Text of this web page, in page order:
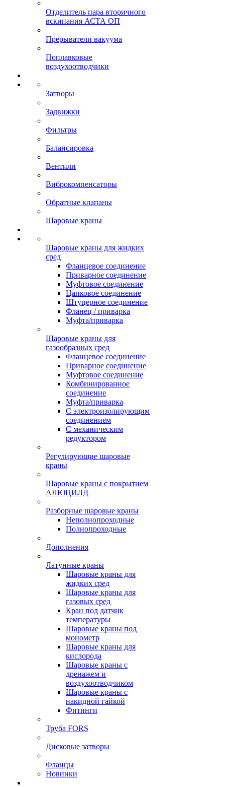
Отделитель пара вторичного
вскипания АСТА ОП
Прерыватели вакуума
Поплавковые
воздухоотводчики
Затворы
Задвижки
Фильтры
Балансировка
Вентили
Виброкомпенсаторы
Обратные клапаны
Шаровые краны
Шаровые краны для жидких
сред
Фланцевое соединение
Приварное соединение
Муфтовое соединение
Цапковое соединение
Штуцерное соединение
Фланец / приварка
Муфта/приварка
Шаровые краны для
газообразных сред
Фланцевое соединение
Приварное соединение
Муфтовое соединение
Комбинированное
соединение
Муфта/приварка
С электроизолирующим
соединением
С механическим
редуктором
Регулирующие шаровые
краны
Шаровые краны с покрытием
АЛЮЦИЛД
Разборные шаровые краны
Неполнопроходные
Полнопроходные
Дополнения
Латунные краны
Шаровые краны для
жидких сред
Шаровые краны для
газовых сред
Кран под датчик
температуры
Шаровые краны под
монометр
Шаровые краны для
кислорода
Шаровые краны с
дренажем и
воздухоотводчиком
Шаровые краны с
накидной гайкой
Фитинги
Труба FORS
Дисковые затворы
Фланцы
Новинки